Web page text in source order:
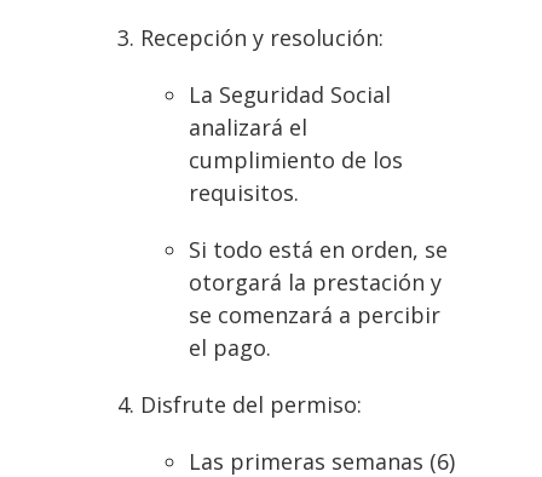
Recepción y resolución:
La Seguridad Social
analizará el
cumplimiento de los
requisitos.
Si todo está en orden, se
otorgará la prestación y
se comenzará a percibir
el pago.
Disfrute del permiso:
Las primeras semanas (6)